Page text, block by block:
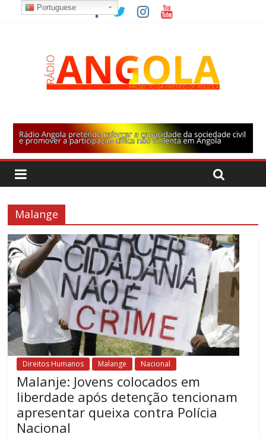
Malange
Direitos Humanos Malange Nacional
Malanje: Jovens colocados em
liberdade após detenção tencionam
apresentar queixa contra Polícia
Nacional
Portuguese